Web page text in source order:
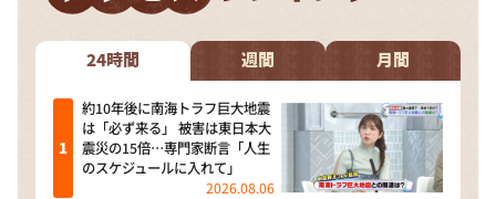
DAIGOも台所 ～きょうの献立 何にする？～
本日はダイアンなり！シーズン２
朝だ！生です旅サラダ
教えて！ニュースライブ 正義のミカタ
ＬＩＦＥ～夢のカタチ～
24時間 週間 月間
約10年後に南海トラフ巨大地震
は「必ず来る」 被害は東日本大
震災の15倍…専門家断言「人生
のスケジュールに入れて」
2026.08.06